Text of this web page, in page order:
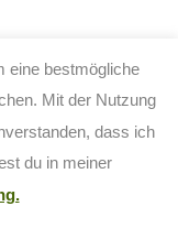
eine bestmögliche
Mit der Nutzung
dass ich
du in meiner